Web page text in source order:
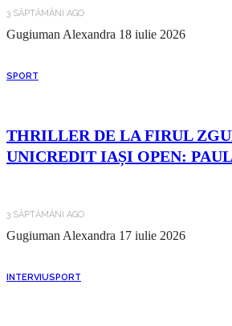
3 SĂPTĂMÂNI AGO
Gugiuman Alexandra 18 iulie 2026
SPORT
THRILLER DE LA FIRUL
UNICREDIT IAȘI OPEN:
3 SĂPTĂMÂNI AGO
Gugiuman Alexandra 17 iulie 2026
INTERVIUSPORT